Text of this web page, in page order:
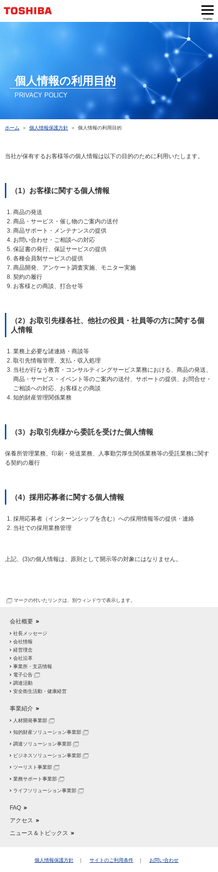
menu
個人情報の利用目的
PRIVACY POLICY
ホーム 個人情報保護方針 個人情報の利用目的
当社が保有するお客様等の個人情報は以下の目的のために利用いたします。
（1）お客様に関する個人情報
商品の発送
商品・サービス・催し物のご案内の送付
商品サポート・メンテナンスの提供
お問い合わせ・ご相談への対応
保証書の発行、保証サービスの提供
各種会員制サービスの提供
商品開発、アンケート調査実施、モニター実施
契約の履行
お客様との商談、打合せ等
（2）お取引先様各社、他社の役員・社員等の方に関する個
人情報
業務上必要な諸連絡・商談等
取引先情報管理、支払・収入処理
当社が行なう教育・コンサルティングサービス業務における、商品の発送、
商品・サービス・イベント等のご案内の送付、サポートの提供、お問合せ・
ご相談への対応、お客様との商談
知的財産管理関係業務
（3）お取引先様から委託を受けた個人情報
保養所管理業務、印刷・発送業務、人事勤労厚生関係業務等の受託業務に関す
る契約の履行
（4）採用応募者に関する個人情報
採用応募者（インターンシップを含む）への採用情報等の提供・連絡
当社での採用業務管理
上記、(3)の個人情報は、原則として開示等の対象にはなりません。
マークの付いたリンクは、別ウィンドウで表示します。
会社概要
社長メッセージ
会社情報
経営理念
会社沿革
事業所・支店情報
電子公告
調達活動
安全衛生活動・健康経営
事業紹介
人材開発事業部
知的財産ソリューション事業部
調達ソリューション事業部
ビジネスソリューション事業部
ツーリスト事業部
業務サポート事業部
ライフソリューション事業部
FAQ
アクセス
ニュース＆トピックス
個人情報保護方針 サイトのご利用条件 お問い合わせ